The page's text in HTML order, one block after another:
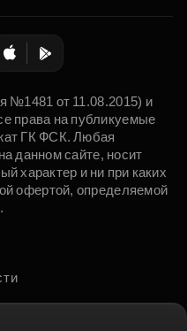
№1481 от 11.08.2015) и
права на публикуемые
ГК ФСК. Любая
данном сайте, носит
характер и ни при каких
офертой, определяемой